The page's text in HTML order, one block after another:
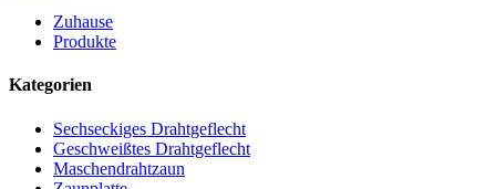
Zuhause
Produkte
Kategorien
Sechseckiges Drahtgeflecht
Geschweißtes Drahtgeflecht
Maschendrahtzaun